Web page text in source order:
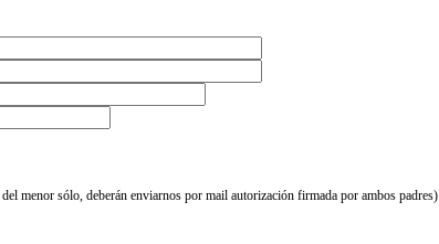
menor sólo, deberán enviarnos por mail autorización firmada por ambos padres)